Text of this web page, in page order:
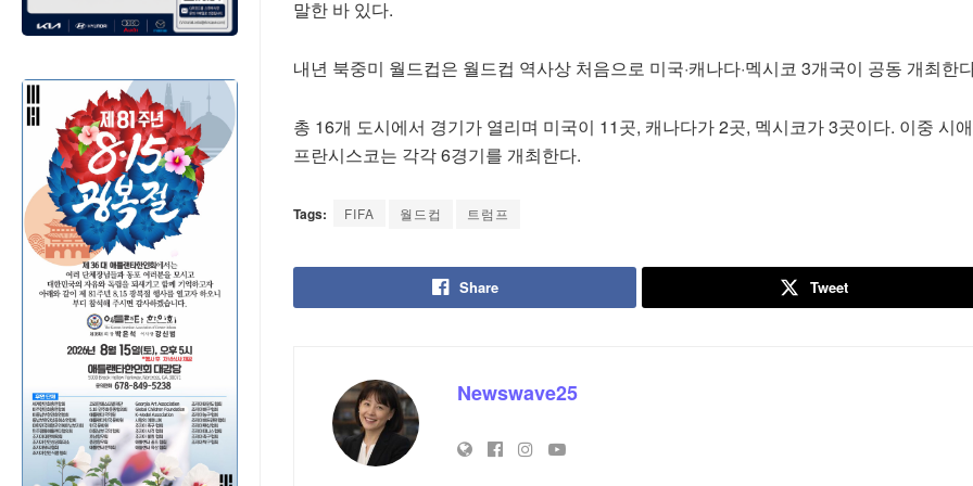
말한 바 있다.
내년 북중미 월드컵은 월드컵 역사상 처음으로 미국·캐나다·멕시코 3개국이 공동 개최한
총 16개 도시에서 경기가 열리며 미국이 11곳, 캐나다가 2곳, 멕시코가 3곳이다. 이중 시
프란시스코는 각각 6경기를 개최한다.
Tags: FIFA 월드컵 트럼프
Share Tweet
Newswave25